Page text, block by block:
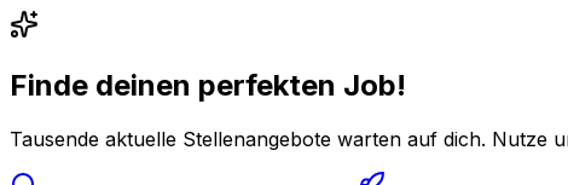
Finde deinen perfekten Job!
Tausende aktuelle Stellenangebote warten auf dich. Nutze